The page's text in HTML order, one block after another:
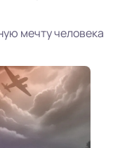
мечту человека